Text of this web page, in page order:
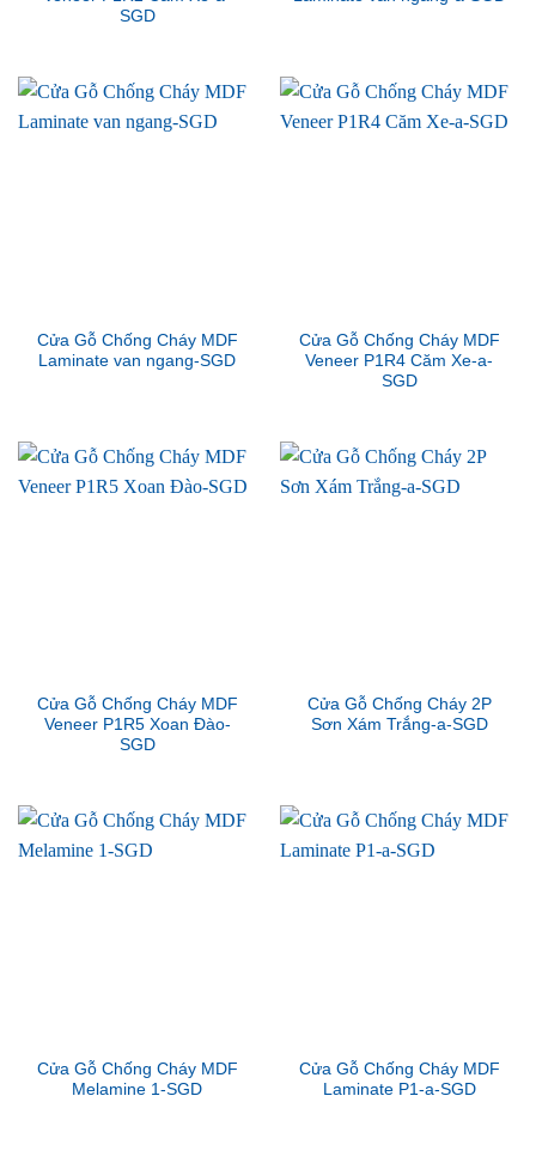
SGD
Cửa Gỗ Chống Cháy MDF
Laminate van ngang-SGD
Cửa Gỗ Chống Cháy MDF
Veneer P1R4 Căm Xe-a-
SGD
Cửa Gỗ Chống Cháy MDF
Veneer P1R5 Xoan Đào-
SGD
Cửa Gỗ Chống Cháy 2P
Sơn Xám Trắng-a-SGD
Cửa Gỗ Chống Cháy MDF
Melamine 1-SGD
Cửa Gỗ Chống Cháy MDF
Laminate P1-a-SGD